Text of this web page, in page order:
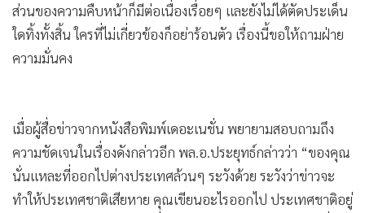
ส่วนของความคืบหน้าก็มีต่อเนื่องเรื่อยๆ และยังไม่ได้ตัดประเด็น
ใดทิ้งทั้งสิ้น ใครที่ไม่เกี่ยวข้องก็อย่าร้อนตัว เรื่องนี้ขอให้ถามฝ่าย
ความมั่นคง
เมื่อผู้สื่อข่าวจากหนังสือพิมพ์เดอะเนชั่น พยายามสอบถามถึง
ความชัดเจนในเรื่องดังกล่าวอีก พล.อ.ประยุทธ์กล่าวว่า “ของคุณ
นั่นแหละที่ออกไปต่างประเทศล้วนๆ ระวังด้วย ระวังว่าข่าวจะ
ทำให้ประเทศชาติเสียหาย คุณเขียนอะไรออกไป ประเทศชาติอยู่